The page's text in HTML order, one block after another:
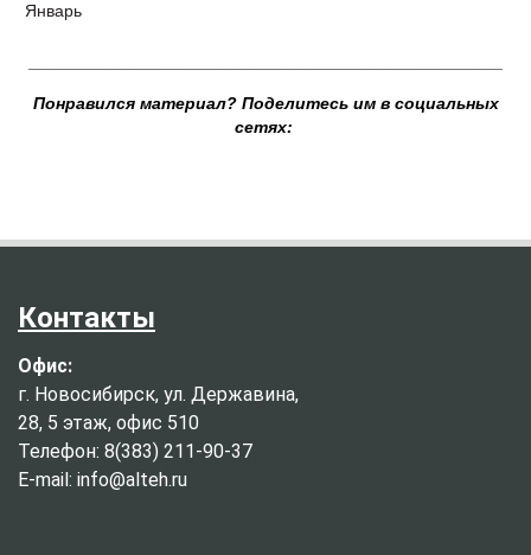
Январь
Понравился материал? Поделитесь им в социальных
сетях:
Контакты
Офис:
г. Новосибирск, ул. Державина,
28, 5 этаж, офис 510
Телефон: 8(383) 211-90-37
E-mail: info@alteh.ru